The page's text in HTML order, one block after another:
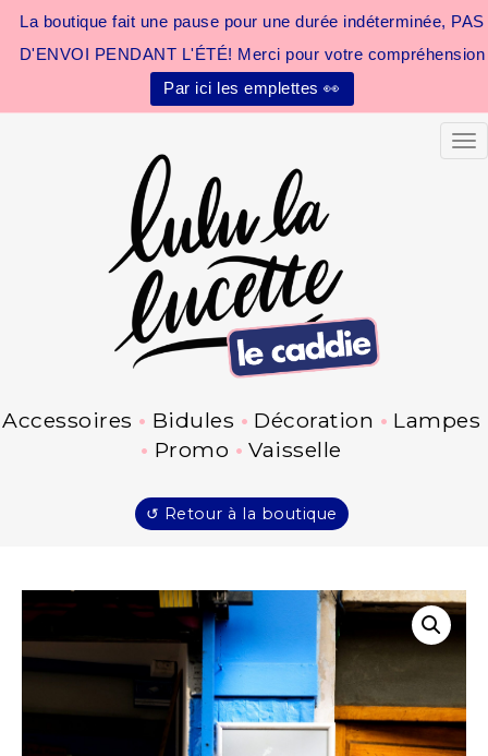
La boutique fait une pause pour une durée indéterminée, PAS
D'ENVOI PENDANT L'ÉTÉ! Merci pour votre compréhension
Par ici les emplettes 👀
Accessoires Bidules Décoration
Lampes
Promo
Vaisselle
↺ Retour à la boutique